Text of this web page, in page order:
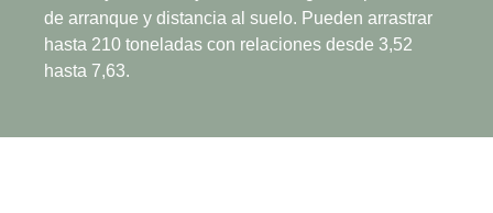
de arranque y distancia al suelo. Pueden arrastrar
hasta 210 toneladas con relaciones desde 3,52
hasta 7,63.